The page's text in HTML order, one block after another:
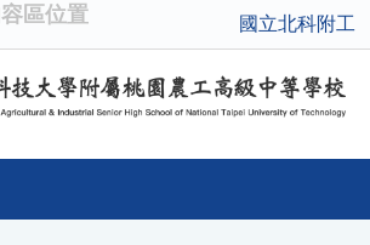
區位置 國立北科附工